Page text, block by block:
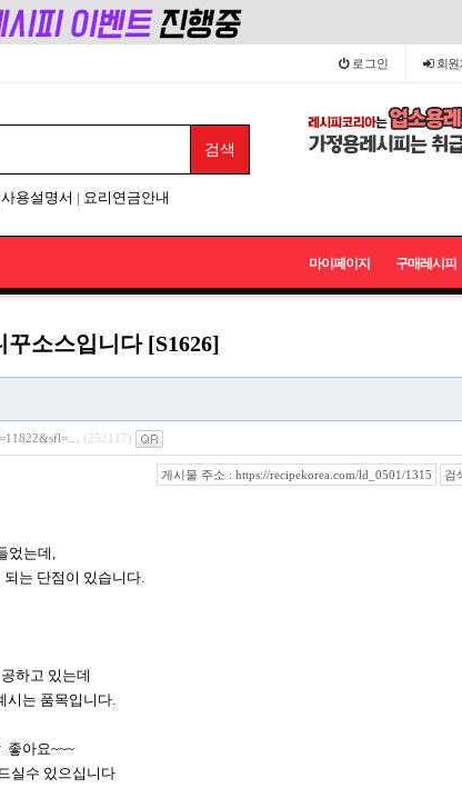
로그인 회원
사용설명서 | 요리연금안내
마이페이지 구매레시피
소스입니다 [S1626]
(252117)
게시물 주소 : https://recipekorea.com/ld_0501/1315 검
었는데,
는 단점이 있습니다.
하고 있는데
시는 품목입니다.
좋아요~~~
실수 있으십니다